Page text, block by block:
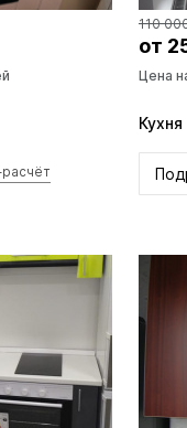
110
от
Цена